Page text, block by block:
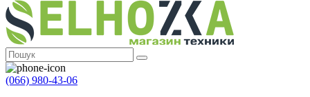
(066) 980-43-06